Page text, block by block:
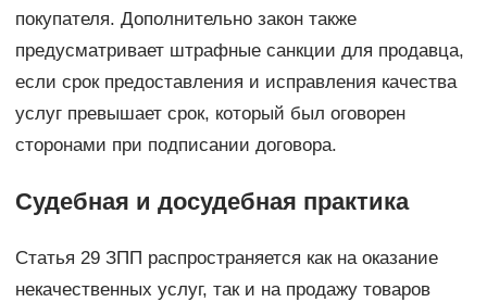
покупателя. Дополнительно закон также
предусматривает штрафные санкции для продавца,
если срок предоставления и исправления качества
услуг превышает срок, который был оговорен
сторонами при подписании договора.
Судебная и досудебная практика
Статья 29 ЗПП распространяется как на оказание
некачественных услуг, так и на продажу товаров